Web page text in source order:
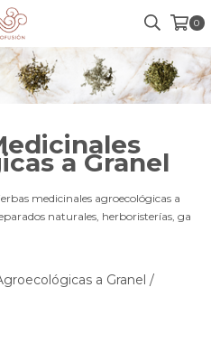
0
a Granel
medicinales agroecológicas a
naturales, herboristerías, ga
a Granel /